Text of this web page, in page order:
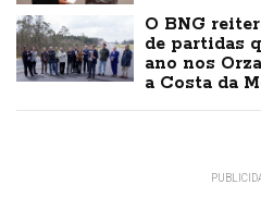
O BNG
de partidas
ano nos
a Costa da